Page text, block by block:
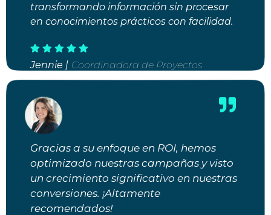
transformando información sin procesar
en conocimientos prácticos con facilidad.
Jennie | Coordinadora de Proyectos
Gracias a su enfoque en ROI, hemos
optimizado nuestras campañas y visto
un crecimiento significativo en nuestras
conversiones. ¡Altamente
recomendados!